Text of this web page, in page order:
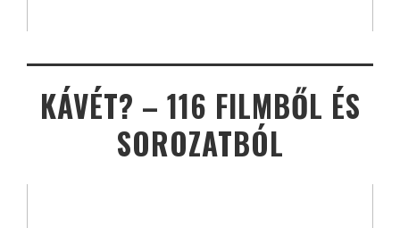
KÁVÉT? – 116 FILMBŐL ÉS
SOROZATBÓL